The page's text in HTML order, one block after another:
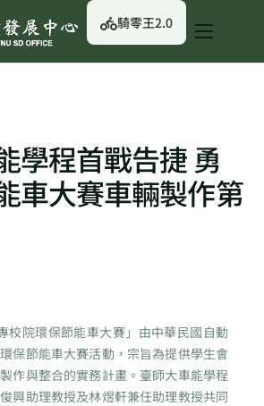
騎零王2.0
學程首戰告捷 勇
車大賽車輛製作第
院環保節能車大賽」由中華民國自動
保節能車大賽活動，宗旨為提供學生會
作與整合的實務計畫。臺師大車能學程
興助理教授及林煜軒兼任助理教授共同